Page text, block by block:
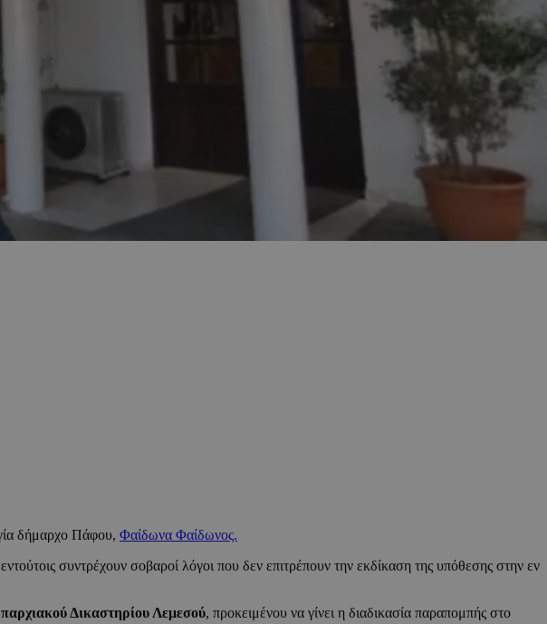
δήμαρχο Πάφου, Φαίδωνα Φαίδωνος.
συντρέχουν σοβαροί λόγοι που δεν επιτρέπουν την εκδίκαση της υπόθεσης στην εν
Δικαστηρίου Λεμεσού, προκειμένου να γίνει η διαδικασία παραπομπής στο